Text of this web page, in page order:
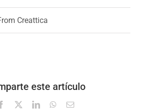
Creattica
este artículo
Facebook LinkedInWhatsApp
Correo